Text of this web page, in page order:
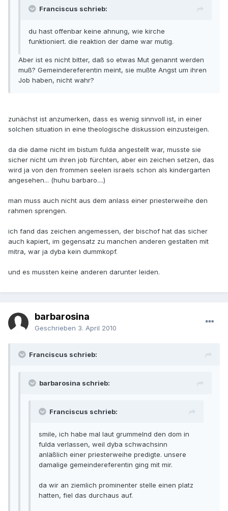
Franciscus schrieb:
du hast offenbar keine ahnung, wie kirche
funktioniert. die reaktion der dame war mutig.
Aber ist es nicht bitter, daß so etwas Mut genannt werden
muß? Gemeindereferentin meint, sie mußte Angst um ihren
Job haben, nicht wahr?
zunächst ist anzumerken, dass es wenig sinnvoll ist, in einer
solchen situation in eine theologische diskussion einzusteigen.
da die dame nicht im bistum fulda angestellt war, musste sie
sicher nicht um ihren job fürchten, aber ein zeichen setzen, das
wird ja von den frommen seelen israels schon als kindergarten
angesehen... (huhu barbaro....)
man muss auch nicht aus dem anlass einer priesterweihe den
rahmen sprengen.
ich fand das zeichen angemessen, der bischof hat das sicher
auch kapiert, im gegensatz zu manchen anderen gestalten mit
mitra, war ja dyba kein dummkopf.
und es mussten keine anderen darunter leiden.
barbarosina
Geschrieben 3. April 2010
Franciscus schrieb:
barbarosina schrieb:
Franciscus schrieb:
smile, ich habe mal laut grummelnd den dom in
fulda verlassen, weil dyba schwachsinn
anläßlich einer priesterweihe predigte. unsere
damalige gemeindereferentin ging mit mir.
da wir an ziemlich prominenter stelle einen platz
hatten, fiel das durchaus auf.